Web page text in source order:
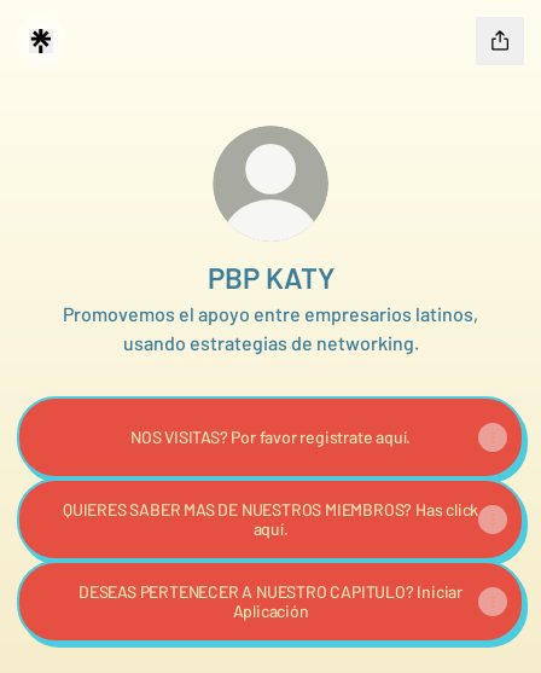
PBP KATY
Promovemos el apoyo entre empresarios latinos,
usando estrategias de networking.
NOS VISITAS? Por favor registrate aquí.
QUIERES SABER MAS DE NUESTROS MIEMBROS? Has click
aquí.
DESEAS PERTENECER A NUESTRO CAPITULO? Iniciar
Aplicación